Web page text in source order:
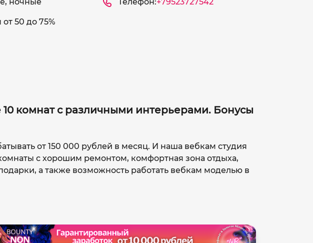
50 до 75%
комнат с различными интерьерами. Бонусы
от 150 000 рублей в месяц. И наша вебкам студия
с хорошим ремонтом, комфортная зона отдыха,
а также возможность работать вебкам моделью в